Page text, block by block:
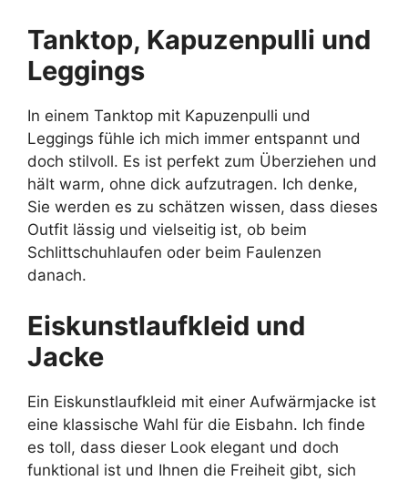
Tanktop, Kapuzenpulli und
Leggings
In einem Tanktop mit Kapuzenpulli und
Leggings fühle ich mich immer entspannt und
doch stilvoll. Es ist perfekt zum Überziehen und
hält warm, ohne dick aufzutragen. Ich denke,
Sie werden es zu schätzen wissen, dass dieses
Outfit lässig und vielseitig ist, ob beim
Schlittschuhlaufen oder beim Faulenzen
danach.
Eiskunstlaufkleid und
Jacke
Ein Eiskunstlaufkleid mit einer Aufwärmjacke ist
eine klassische Wahl für die Eisbahn. Ich finde
es toll, dass dieser Look elegant und doch
funktional ist und Ihnen die Freiheit gibt, sich